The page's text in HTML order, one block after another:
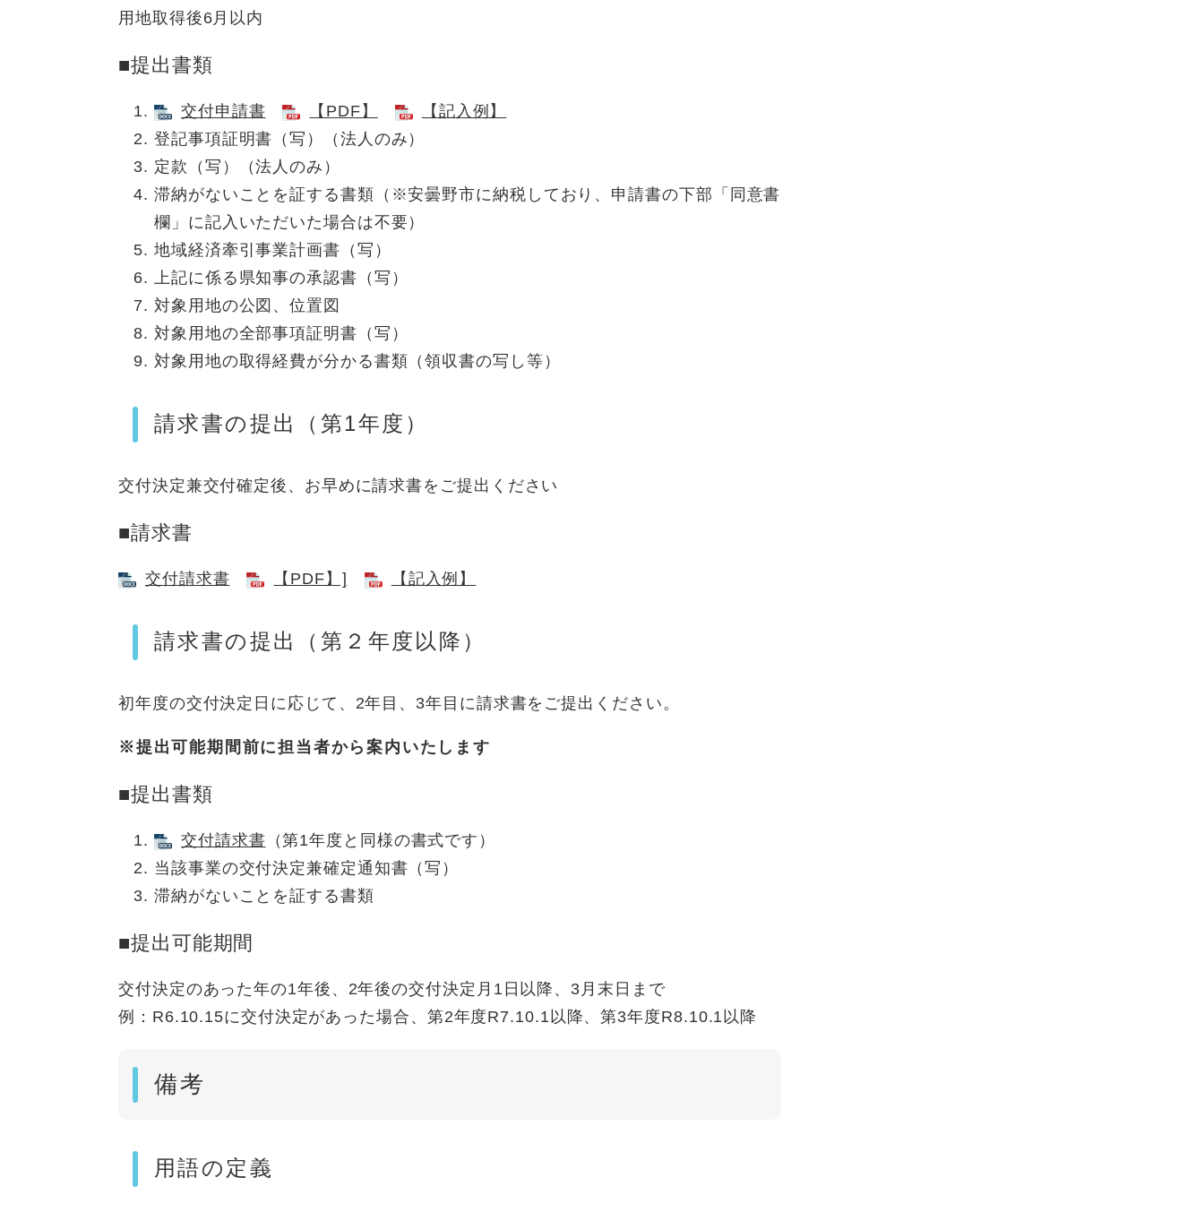
用地取得後6月以内
■提出書類
交付申請書 【PDF】
【記入例】
登記事項証明書（写）（法人のみ）
定款（写）（法人のみ）
滞納がないことを証する書類（※安曇野市に納税しており、申請書の下部「同意書
欄」に記入いただいた場合は不要）
地域経済牽引事業計画書（写）
上記に係る県知事の承認書（写）
対象用地の公図、位置図
対象用地の全部事項証明書（写）
対象用地の取得経費が分かる書類（領収書の写し等）
請求書の提出（第1年度）
交付決定兼交付確定後、お早めに請求書をご提出ください
■請求書
交付請求書 【PDF】] 【記入例】
請求書の提出（第２年度以降）
初年度の交付決定日に応じて、2年目、3年目に請求書をご提出ください。
※提出可能期間前に担当者から案内いたします
■提出書類
交付請求書 （第1年度と同様の書式です）
当該事業の交付決定兼確定通知書（写）
滞納がないことを証する書類
■提出可能期間
交付決定のあった年の1年後、2年後の交付決定月1日以降、3月末日まで
例：R6.10.15に交付決定があった場合、第2年度R7.10.1以降、第3年度R8.10.1以降
備考
用語の定義